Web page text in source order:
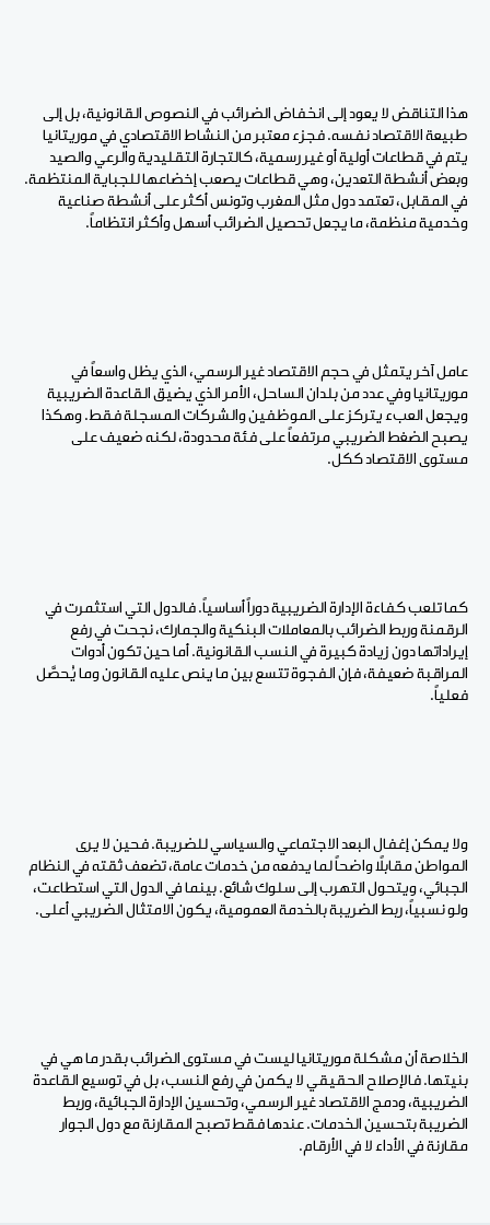
هذا التناقض لا يعود إلى انخفاض الضرائب في النصوص القانونية، بل إلى
طبيعة الاقتصاد نفسه. فجزء معتبر من النشاط الاقتصادي في موريتانيا
يتم في قطاعات أولية أو غير رسمية، كالتجارة التقليدية والرعي والصيد
وبعض أنشطة التعدين، وهي قطاعات يصعب إخضاعها للجباية المنتظمة.
في المقابل، تعتمد دول مثل المغرب وتونس أكثر على أنشطة صناعية
وخدمية منظمة، ما يجعل تحصيل الضرائب أسهل وأكثر انتظاماً.
عامل آخر يتمثل في حجم الاقتصاد غير الرسمي، الذي يظل واسعاً في
موريتانيا وفي عدد من بلدان الساحل، الأمر الذي يضيق القاعدة الضريبية
ويجعل العبء يتركز على الموظفين والشركات المسجلة فقط. وهكذا
يصبح الضغط الضريبي مرتفعاً على فئة محدودة، لكنه ضعيف على
مستوى الاقتصاد ككل.
كما تلعب كفاءة الإدارة الضريبية دوراً أساسياً. فالدول التي استثمرت في
الرقمنة وربط الضرائب بالمعاملات البنكية والجمارك، نجحت في رفع
إيراداتها دون زيادة كبيرة في النسب القانونية. أما حين تكون أدوات
المراقبة ضعيفة، فإن الفجوة تتسع بين ما ينص عليه القانون وما يُحصَّل
فعلياً.
ولا يمكن إغفال البعد الاجتماعي والسياسي للضريبة. فحين لا يرى
المواطن مقابلاً واضحاً لما يدفعه من خدمات عامة، تضعف ثقته في النظام
الجبائي، ويتحول التهرب إلى سلوك شائع. بينما في الدول التي استطاعت،
ولو نسبياً، ربط الضريبة بالخدمة العمومية، يكون الامتثال الضريبي أعلى.
الخلاصة أن مشكلة موريتانيا ليست في مستوى الضرائب بقدر ما هي في
بنيتها. فالإصلاح الحقيقي لا يكمن في رفع النسب، بل في توسيع القاعدة
الضريبية، ودمج الاقتصاد غير الرسمي، وتحسين الإدارة الجبائية، وربط
الضريبة بتحسين الخدمات. عندها فقط تصبح المقارنة مع دول الجوار
مقارنة في الأداء لا في الأرقام.